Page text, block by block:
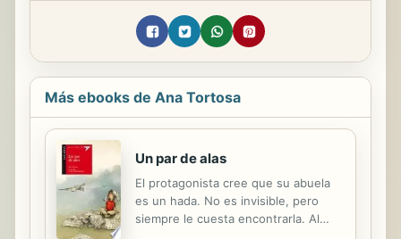
Más ebooks de Ana Tortosa
Un par de alas
El protagonista cree que su abuela
es un hada. No es invisible, pero
siempre le cuesta encontrarla. Al